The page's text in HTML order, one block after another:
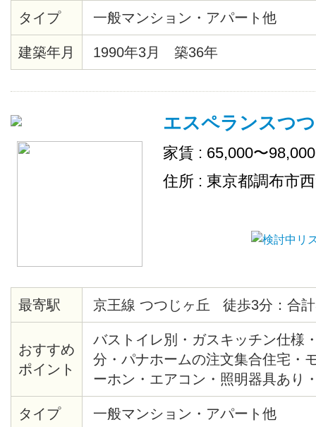
タイプ 一般マンション・アパート他
建築年月 1990年3月 築36年
エスペランスつ
家賃 : 65,000〜
住所 : 東京都調布市
最寄駅 京王線 つつじヶ丘 徒歩3分：合
おすすめ
ポイント
バストイレ別・ガスキッチン仕様
分・パナホームの注文集合住宅・
ーホン・エアコン・照明器具あり
イです・日当たり良好・1/31迄に
礼金なし可
タイプ 一般マンション・アパート他